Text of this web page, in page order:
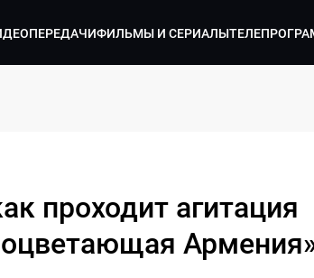
ПЕРЕДАЧИФИЛЬМЫ И СЕРИАЛЫ
проходит агитация